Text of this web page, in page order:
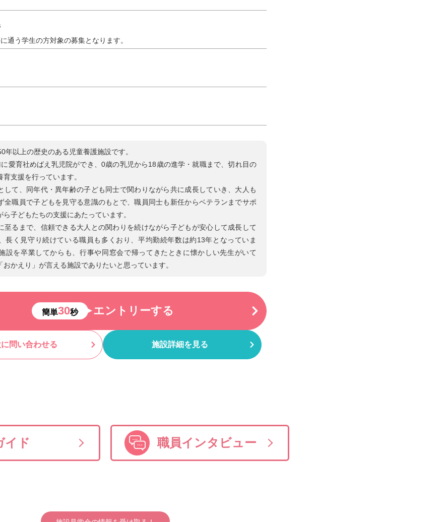
通う学生の方対象の募集となります。
年以上の歴史のある児童養護施設です。
愛育社めばえ乳児院ができ、0歳の乳児から18歳の進学・就職まで、切れ目の
支援を行っています。
して、同年代・異年齢の子ども同士で関わりながら共に成長していき、大人も
全職員で子どもを見守る意識のもとで、職員同士も新任からベテランまでサポ
ら子どもたちの支援にあたっています。
至るまで、信頼できる大人との関わりを続けながら子どもが安心して成長して
長く見守り続けている職員も多くおり、平均勤続年数は約13年となっていま
設を卒業してからも、行事や同窓会で帰ってきたときに懐かしい先生がいて
おかえり」が言える施設でありたいと思っています。
簡単30秒 エントリーする
問い合わせる 施設詳細を見る
イド 職員インタビュー